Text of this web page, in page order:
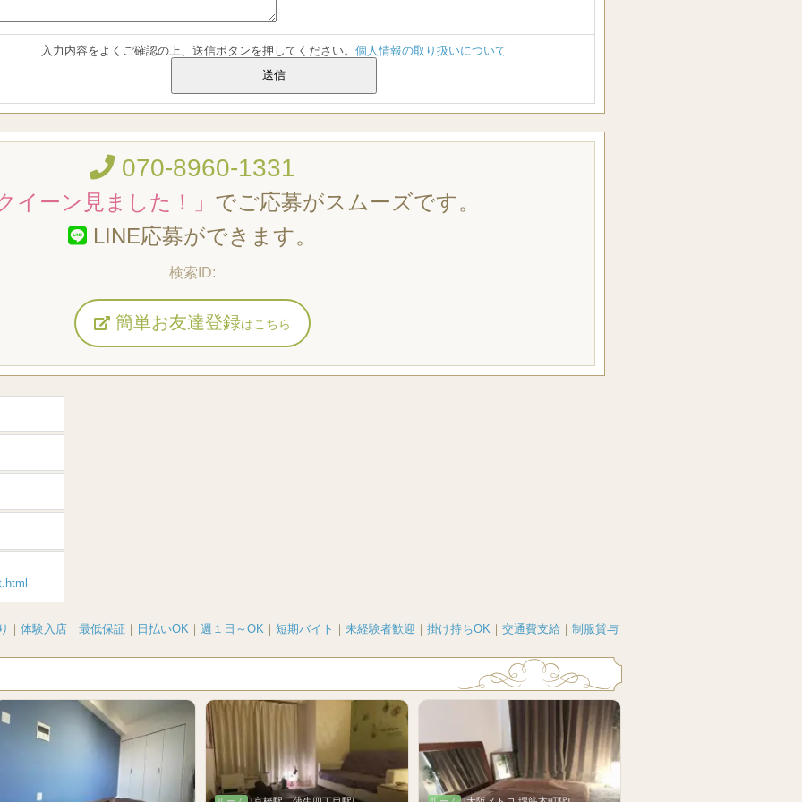
入力内容をよくご確認の上、送信ボタンを押してください。 個人情報の取り扱いについて
070-8960-1331
イーン見ました！」 でご応募がスムーズです。
LINE応募ができます。
簡単お友達登録はこちら
｜ 体験入店 ｜ 最低保証 ｜ 日払いOK ｜ 週１日～OK ｜ 短期バイト ｜ 未経験者歓迎 ｜ 掛け持ちOK ｜ 交通費支給 ｜ 制服貸与